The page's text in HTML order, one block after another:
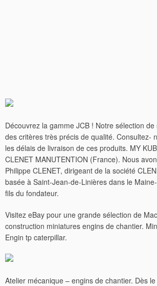
Découvrez la gamme JCB ! Notre sélection
des critères très précis de qualité. Consultez-
les délais de livraison de ces produits. MY
CLENET MANUTENTION (France). Nous
Philippe CLENET, dirigeant de la société
basée à Saint-Jean-de-Linières dans le
fils du fondateur.
Visitez eBay pour une grande sélection de
construction miniatures engins de chantier.
Engin tp caterpillar.
Atelier mécanique – engins de chantier. Dès